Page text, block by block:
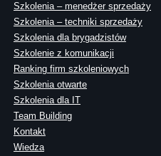
Szkolenia – menedżer sprzedaży
Szkolenia – techniki sprzedaży
Szkolenia dla brygadzistów
Szkolenie z komunikacji
Ranking firm szkoleniowych
Szkolenia otwarte
Szkolenia dla IT
Team Building
Kontakt
Wiedza